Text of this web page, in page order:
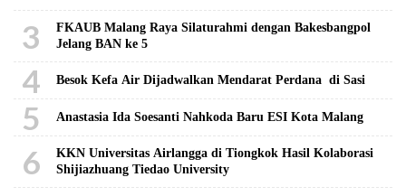
3
FKAUB Malang Raya Silaturahmi dengan Bakesbangpol
Jelang BAN ke 5
4 Besok Kefa Air Dijadwalkan Mendarat Perdana di Sasi
5 Anastasia Ida Soesanti Nahkoda Baru ESI Kota Malang
6
KKN Universitas Airlangga di Tiongkok Hasil Kolaborasi ​
Shijiazhuang Tiedao University